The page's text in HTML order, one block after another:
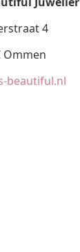
4
Ommen
beautiful.nl